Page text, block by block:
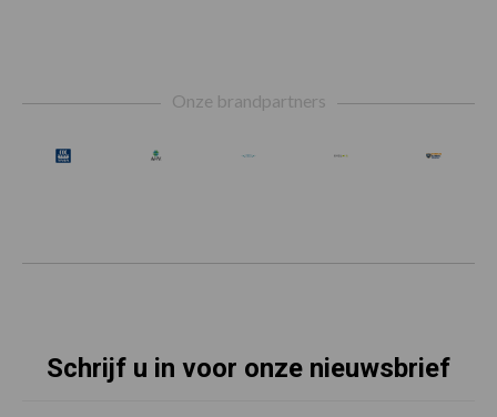
Onze brandpartners
Schrijf u in voor onze nieuwsbrief